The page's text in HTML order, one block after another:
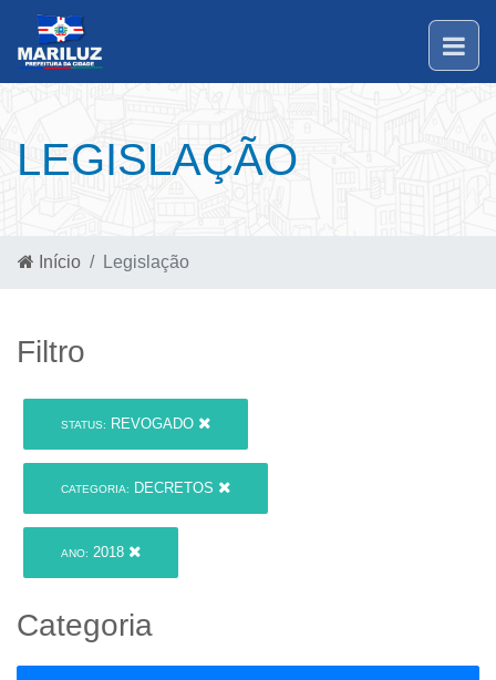
LEGISLAÇÃO
Início Legislação
Filtro
STATUS: REVOGADO
CATEGORIA: DECRETOS
ANO: 2018
Categoria